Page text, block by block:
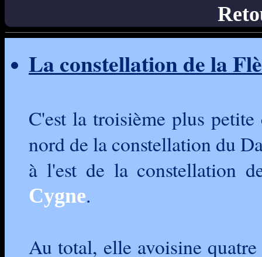
La constellation de la
C'est la troisième plus
nord de la constellation du
à l'est de la constellation
Cygne.
Au total, elle avoisine